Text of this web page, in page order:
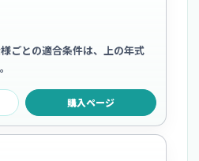
ごとの適合条件は、上の年式
購入ページ